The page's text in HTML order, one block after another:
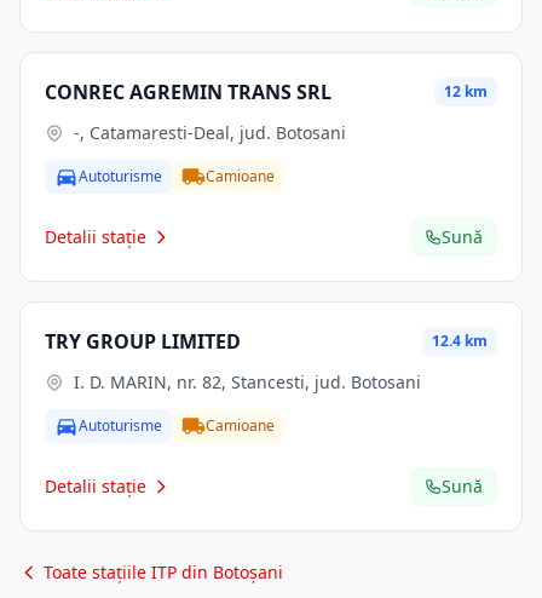
CONREC AGREMIN TRANS SRL 12 km
-, Catamaresti-Deal, jud. Botosani
Autoturisme Camioane
Detalii stație Sună
TRY GROUP LIMITED 12.4 km
I. D. MARIN, nr. 82, Stancesti, jud. Botosani
Autoturisme Camioane
Detalii stație Sună
Toate stațiile ITP din Botoșani